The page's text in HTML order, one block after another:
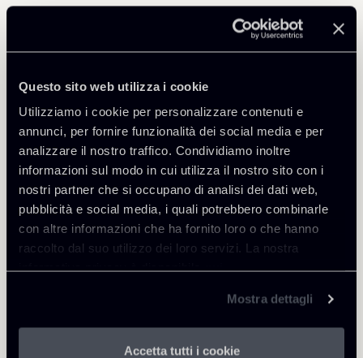
Questo sito web utilizza i cookie
Utilizziamo i cookie per personalizzare contenuti e
annunci, per fornire funzionalità dei social media e per
analizzare il nostro traffico. Condividiamo inoltre
informazioni sul modo in cui utilizza il nostro sito con i
nostri partner che si occupano di analisi dei dati web,
pubblicità e social media, i quali potrebbero combinarle
con altre informazioni che ha fornito loro o che hanno
raccolto dal suo utilizzo dei loro servizi. La nostra
informativa privacy è disponibilequi.
Mostra dettagli
Accetta tutti i cookie
Torna agli Insights
Professionisti correlati
Marco Di Siena
SEDI
Roma
Scopri il professionista